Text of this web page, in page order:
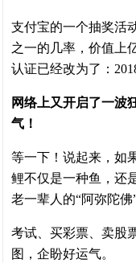
支付宝的一个抽奖活
之一的几率，价值上
认证已经改为了：
网络上又开启了一波
气！
等一下！说起来，如
鲤不仅是一种鱼，还
老一辈人的“阿弥陀佛
考试、买彩票、卖股
图，企盼好运气。